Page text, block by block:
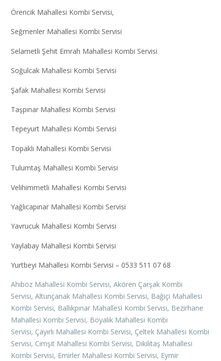
Örencik Mahallesi Kombi Servisi,
Seğmenler Mahallesi Kombi Servisi
Selametli Şehit Emrah Mahallesi Kombi Servisi
Soğulcak Mahallesi Kombi Servisi
Şafak Mahallesi Kombi Servisi
Taşpınar Mahallesi Kombi Servisi
Tepeyurt Mahallesi Kombi Servisi
Topaklı Mahallesi Kombi Servisi
Tulumtaş Mahallesi Kombi Servisi
Velihimmetli Mahallesi Kombi Servisi
Yağlıcapınar Mahallesi Kombi Servisi
Yavrucuk Mahallesi Kombi Servisi
Yaylabay Mahallesi Kombi Servisi
Yurtbeyi Mahallesi Kombi Servisi – 0533 511 07 68
Ahiboz Mahallesi Kombi Servisi, Akören Çarşak Kombi
Servisi, Altunçanak Mahallesi Kombi Servisi, Bağiçi Mahallesi
Kombi Servisi, Ballıkpınar Mahallesi Kombi Servisi, Bezirhane
Mahallesi Kombi Servisi, Boyalık Mahallesi Kombi
Servisi, Çayırlı Mahallesi Kombi Servisi, Çeltek Mahallesi Kombi
Servisi, Cimşit Mahallesi Kombi Servisi, Dikilitaş Mahallesi
Kombi Servisi, Emirler Mahallesi Kombi Servisi, Eymir